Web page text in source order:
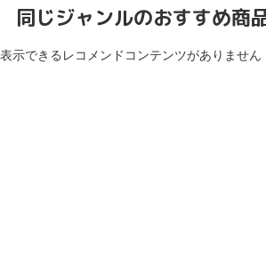
同じジャンルのおすすめ商
表示できるレコメンドコンテンツがありません